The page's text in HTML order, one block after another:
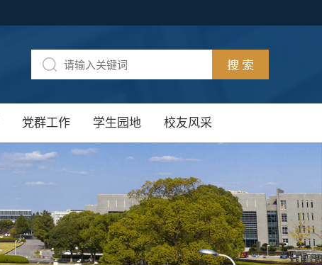
党群工作 学生园地 校友风采